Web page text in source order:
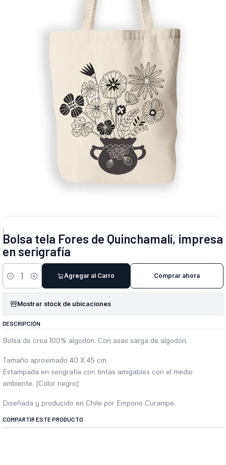
|
Bolsa tela Fores de Quinchamalí, impresa
en serigrafía
Cantidad
Agregar al Carro Comprar ahora
Mostrar stock de ubicaciones
DESCRIPCIÓN
Bolsa de crea 100% algodón. Con asas sarga de algodón.
Tamaño aproximado 40 X 45 cm.
Estampada en serigrafía con tintas amigables con el medio
ambiente. (Color negro)
Diseñada y producido en Chile por Emporio Curanipe.
COMPARTIR ESTE PRODUCTO